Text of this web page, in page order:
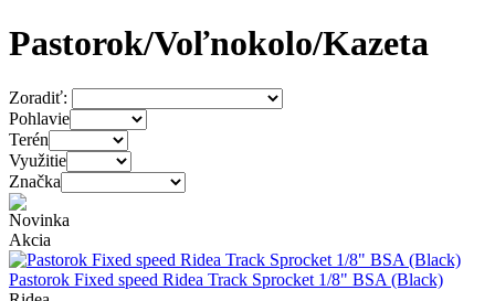
Pastorok/Voľnokolo/Kazeta
Zoradiť:
Pohlavie
Terén
Využitie
Značka
Novinka
Akcia
Pastorok Fixed speed Ridea Track Sprocket 1/8" BSA (Black)